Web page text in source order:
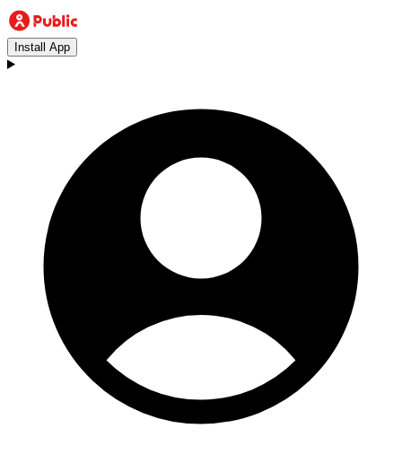
Install App